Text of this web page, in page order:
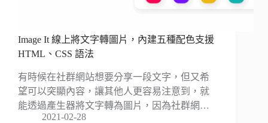
Image It 線上將文字轉圖片，內建五種配色支援
HTML、CSS 語法
有時候在社群網站想要分享一段文字，但又希
望可以突顯內容，讓其他人更容易注意到，就
能透過產生器將文字轉為圖片，因為社群網…
2021-02-28